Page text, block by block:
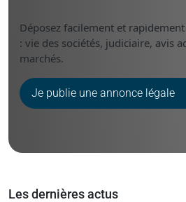
Déposez facilement et
: vie des sociétés, judiciaire, avis
marchés.
Je publie une annonce légale
Les dernières actus